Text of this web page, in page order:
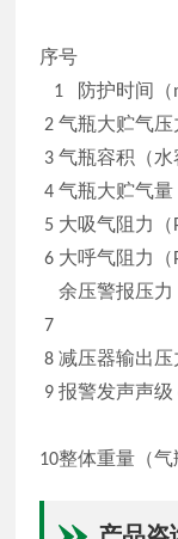
序号
1
防护时间（
2 气瓶大贮气压
3 气瓶容积（水
4 气瓶大贮气量
5 大吸气阻力（
6 大呼气阻力（
7
余压警报压力
8 减压器输出压
9 报警发声声级
10整体重量（气